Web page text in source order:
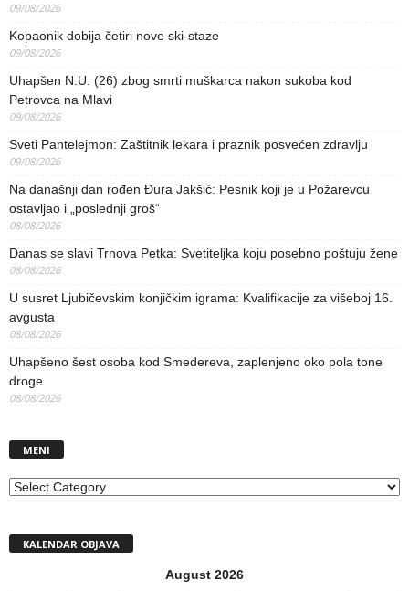
09/08/2026
Kopaonik dobija četiri nove ski-staze
09/08/2026
Uhapšen N.U. (26) zbog smrti muškarca nakon sukoba kod
Petrovca na Mlavi
09/08/2026
Sveti Pantelejmon: Zaštitnik lekara i praznik posvećen zdravlju
09/08/2026
Na današnji dan rođen Đura Jakšić: Pesnik koji je u Požarevcu
ostavljao i „poslednji groš“
08/08/2026
Danas se slavi Trnova Petka: Svetiteljka koju posebno poštuju žene
08/08/2026
U susret Ljubičevskim konjičkim igrama: Kvalifikacije za višeboj 16.
avgusta
08/08/2026
Uhapšeno šest osoba kod Smedereva, zaplenjeno oko pola tone
droge
08/08/2026
MENI
MENI
KALENDAR OBJAVA
August 2026